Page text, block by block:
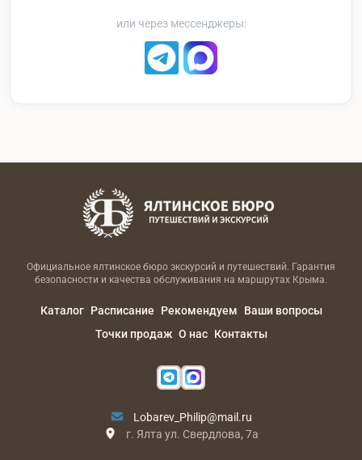
или через мессенджеры:
Официальное ялтинское бюро экскурсий и путешествий. Гарантия
безопасности и качества обслуживания на маршрутах Крыма.
Каталог Расписание Рекомендуем
Ваши вопросы
Точки продаж О нас Контакты
Lobarev_Philip@mail.ru
г. Ялта ул. Свердлова, 7а